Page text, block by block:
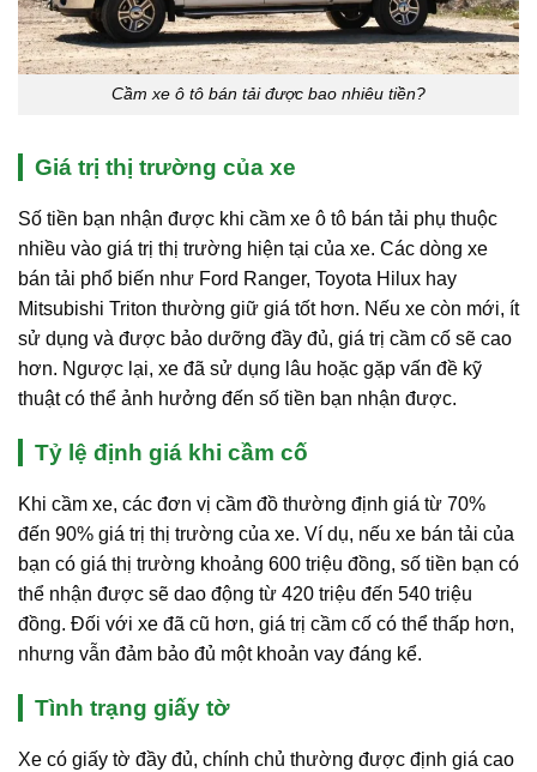
Cầm xe ô tô bán tải được bao nhiêu tiền?
Giá trị thị trường của xe
Số tiền bạn nhận được khi cầm xe ô tô bán tải phụ thuộc
nhiều vào giá trị thị trường hiện tại của xe. Các dòng xe
bán tải phổ biến như Ford Ranger, Toyota Hilux hay
Mitsubishi Triton thường giữ giá tốt hơn. Nếu xe còn mới, ít
sử dụng và được bảo dưỡng đầy đủ, giá trị cầm cố sẽ cao
hơn. Ngược lại, xe đã sử dụng lâu hoặc gặp vấn đề kỹ
thuật có thể ảnh hưởng đến số tiền bạn nhận được.
Tỷ lệ định giá khi cầm cố
Khi cầm xe, các đơn vị cầm đồ thường định giá từ 70%
đến 90% giá trị thị trường của xe. Ví dụ, nếu xe bán tải của
bạn có giá thị trường khoảng 600 triệu đồng, số tiền bạn có
thể nhận được sẽ dao động từ 420 triệu đến 540 triệu
đồng. Đối với xe đã cũ hơn, giá trị cầm cố có thể thấp hơn,
nhưng vẫn đảm bảo đủ một khoản vay đáng kể.
Tình trạng giấy tờ
Xe có giấy tờ đầy đủ, chính chủ thường được định giá cao